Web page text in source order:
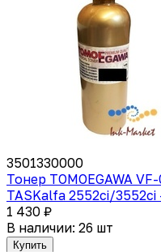
3501330000
Тонер TOMOEGAWA
TASKalfa 2552ci/3552ci
1 430 ₽
В наличии: 26 шт
Купить